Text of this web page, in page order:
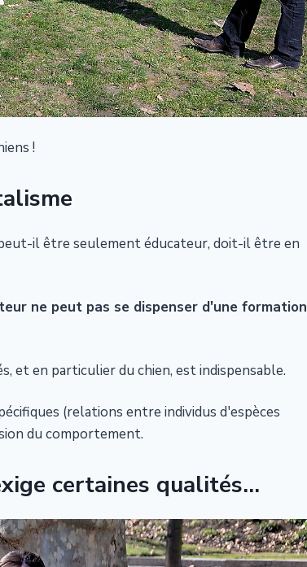
!
il être seulement éducateur, doit-il être en
ne peut pas se dispenser d'une formation
et en particulier du chien, est indispensable.
(relations entre individus d'espèces
du comportement.
certaines qualités...